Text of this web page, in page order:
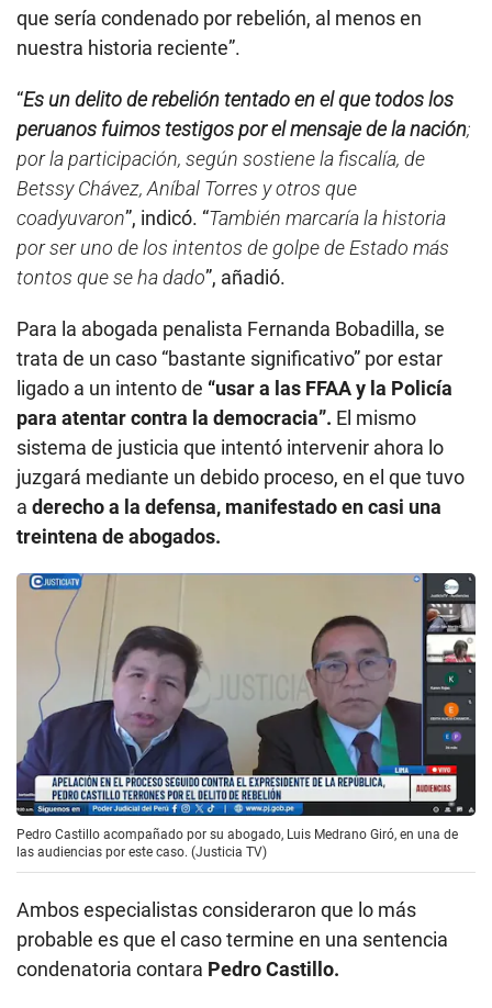
que sería condenado por rebelión, al menos en
nuestra historia reciente”.
“Es un delito de rebelión tentado en el que todos los
peruanos fuimos testigos por el mensaje de la nación;
por la participación, según sostiene la fiscalía, de
Betssy Chávez, Aníbal Torres y otros que
coadyuvaron”, indicó. “También marcaría la historia
por ser uno de los intentos de golpe de Estado más
tontos que se ha dado”, añadió.
Para la abogada penalista Fernanda Bobadilla, se
trata de un caso “bastante significativo” por estar
ligado a un intento de “usar a las FFAA y la Policía
para atentar contra la democracia”. El mismo
sistema de justicia que intentó intervenir ahora lo
juzgará mediante un debido proceso, en el que tuvo
a derecho a la defensa, manifestado en casi una
treintena de abogados.
Pedro Castillo acompañado por su abogado, Luis Medrano Giró, en una de
las audiencias por este caso. (Justicia TV)
Ambos especialistas consideraron que lo más
probable es que el caso termine en una sentencia
condenatoria contara Pedro Castillo.